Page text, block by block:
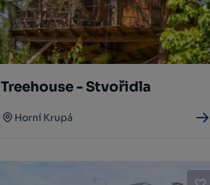
Treehouse - Stvořidla
Horní Krupá